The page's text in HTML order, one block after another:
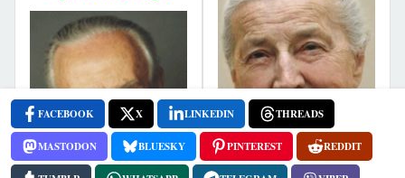
FACEBOOK X LINKEDIN THREADS
MASTODON BLUESKY PINTEREST REDDIT